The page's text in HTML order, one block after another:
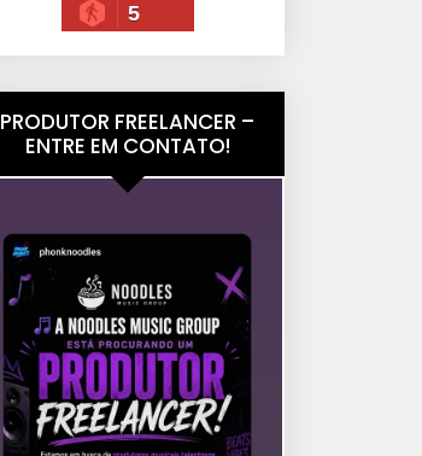
5
PRODUTOR FREELANCER –
ENTRE EM CONTATO!